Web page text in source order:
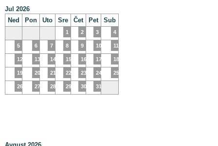
Jul 2026
Ned
Pon Uto Sre Čet Pet Sub
1 2 3 4
5 6 7 8 9 10 11
12 13 14 15 16 17 18
19 20 21 22 23 24 25
26 27 28 29 30 31